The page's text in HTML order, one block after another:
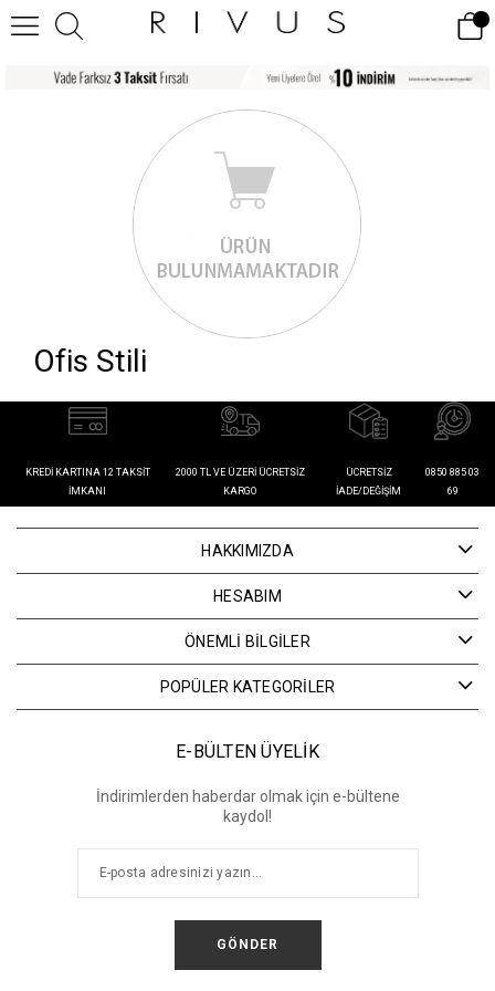
Ofis Stili
KREDI KARTINA 12 TAKSIT
İMKANI
2000 TL VE ÜZERI ÜCRETSIZ
KARGO
ÜCRETSIZ
İADE/DEĞIŞIM
0850 885 03
69
HAKKIMIZDA
HESABIM
ÖNEMLİ BİLGİLER
POPÜLER KATEGORİLER
E-BÜLTEN ÜYELİK
İndirimlerden haberdar olmak için e-bültene
kaydol!
GÖNDER